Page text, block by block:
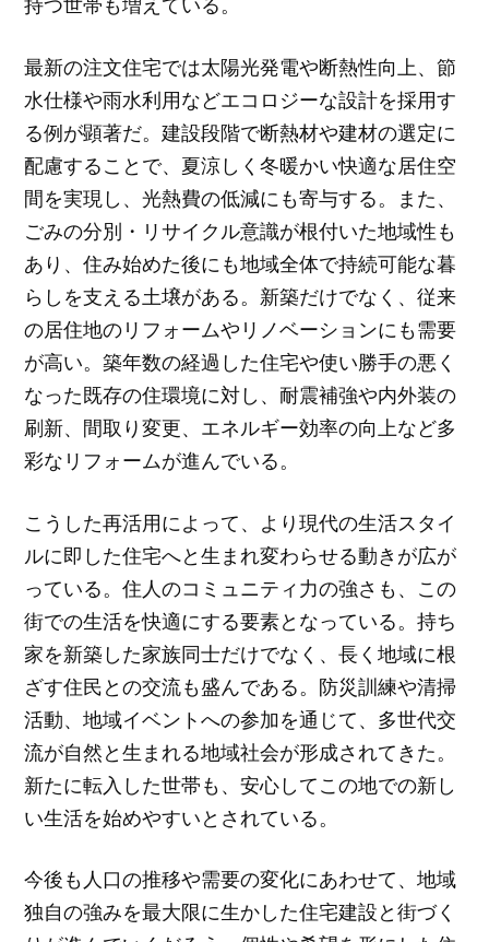
最新の注文住宅では太陽光発電や断熱性向上、節
水仕様や雨水利用などエコロジーな設計を採用す
る例が顕著だ。建設段階で断熱材や建材の選定に
配慮することで、夏涼しく冬暖かい快適な居住空
間を実現し、光熱費の低減にも寄与する。また、
ごみの分別・リサイクル意識が根付いた地域性も
あり、住み始めた後にも地域全体で持続可能な暮
らしを支える土壌がある。新築だけでなく、従来
の居住地のリフォームやリノベーションにも需要
が高い。築年数の経過した住宅や使い勝手の悪く
なった既存の住環境に対し、耐震補強や内外装の
刷新、間取り変更、エネルギー効率の向上など多
彩なリフォームが進んでいる。
こうした再活用によって、より現代の生活スタイ
ルに即した住宅へと生まれ変わらせる動きが広が
っている。住人のコミュニティ力の強さも、この
街での生活を快適にする要素となっている。持ち
家を新築した家族同士だけでなく、長く地域に根
ざす住民との交流も盛んである。防災訓練や清掃
活動、地域イベントへの参加を通じて、多世代交
流が自然と生まれる地域社会が形成されてきた。
新たに転入した世帯も、安心してこの地での新し
い生活を始めやすいとされている。
今後も人口の推移や需要の変化にあわせて、地域
独自の強みを最大限に生かした住宅建設と街づく